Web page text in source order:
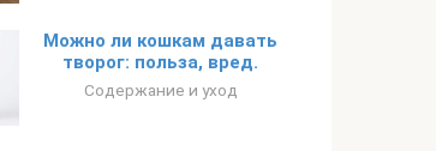
Можно ли кошкам давать
творог: польза, вред.
Содержание и уход